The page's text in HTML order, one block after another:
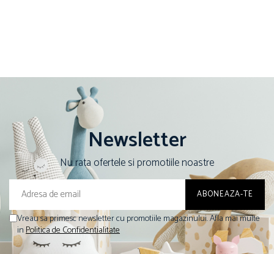
Newsletter
Nu rata ofertele si promotiile noastre
Vreau sa primesc newsletter cu promotiile magazinului. Afla mai multe
inPolitica de Confidentialitate